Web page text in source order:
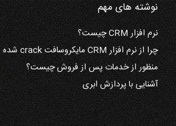
نوشته های مهم
نرم افزار CRM چیست؟
چرا از نرم افزار CRM مایکروسافت crack شده استفاده نکنیم؟
منظور از خدمات پس از فروش چیست؟
آشنایی با پردازش ابری